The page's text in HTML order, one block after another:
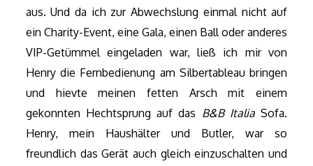
aus. Und da ich zur Abwechslung einmal nicht auf
ein Charity-Event, eine Gala, einen Ball oder anderes
VIP-Getümmel eingeladen war, ließ ich mir von
Henry die Fernbedienung am Silbertableau bringen
und hievte meinen fetten Arsch mit einem
gekonnten Hechtsprung auf das B&B ItaliaSofa.
Henry, mein Haushälter und Butler, war so
freundlich das Gerät auch gleich einzuschalten und